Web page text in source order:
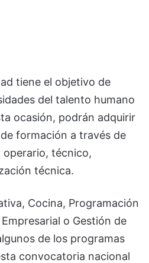
tiene el objetivo de
del talento humano
ocasión, podrán adquirir
formación a través de
operario, técnico,
técnica.
Cocina, Programación
o Gestión de
de los programas
convocatoria nacional